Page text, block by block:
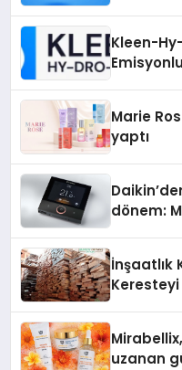
Kleen-
Marie
yaptı
dönem:
İnşaatlık
Keresteyi
uzanan